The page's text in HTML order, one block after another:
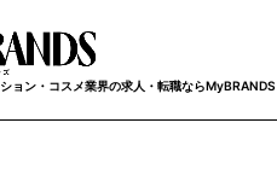
ョン・コスメ業界の求人・転職ならMyBRANDS